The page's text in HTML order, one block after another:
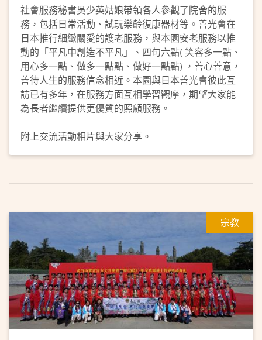
社會服務秘書吳少英姑娘帶領各人參觀了院舍的服
務，包括日常活動、試玩樂齡復康器材等。善光會在
日本推行細緻關愛的護老服務，與本園安老服務以推
動的「平凡中創造不平凡」、四句六點( 笑容多一點、
用心多一點、做多一點點、做好一點點) ，善心善意，
善待人生的服務信念相近。本園與日本善光會彼此互
訪已有多年，在服務方面互相學習觀摩，期望大家能
為長者繼續提供更優質的照顧服務。
附上交流活動相片與大家分享。
宗教